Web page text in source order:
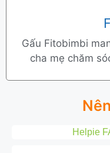
Gấu Fitobimbi
cha mẹ chăm
Helpie